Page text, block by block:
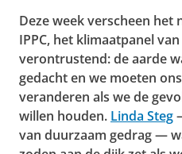
Deze week verscheen het
IPPC, het klimaatpanel
verontrustend: de aarde
gedacht en we moeten
veranderen als we de
willen houden. Linda Steg
van duurzaam gedrag —